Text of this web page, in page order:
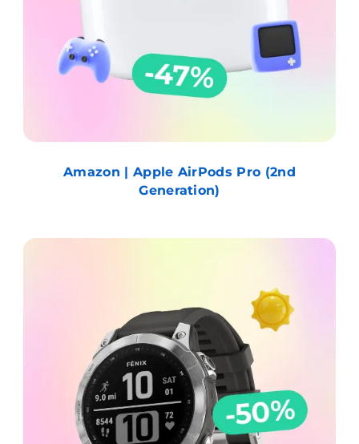
Amazon | Apple AirPods Pro (2nd
Generation)